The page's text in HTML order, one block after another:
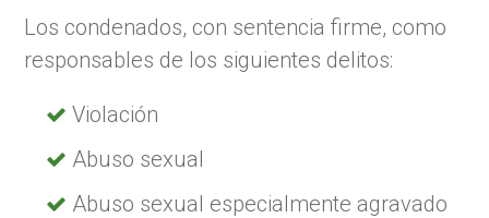
Los condenados, con sentencia firme, como
responsables de los siguientes delitos:
Violación
Abuso sexual
Abuso sexual especialmente agravado